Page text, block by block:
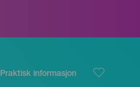
Praktisk informasjon